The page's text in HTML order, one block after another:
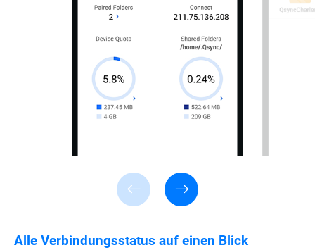
Alle Verbindungsstatus auf einen Blick